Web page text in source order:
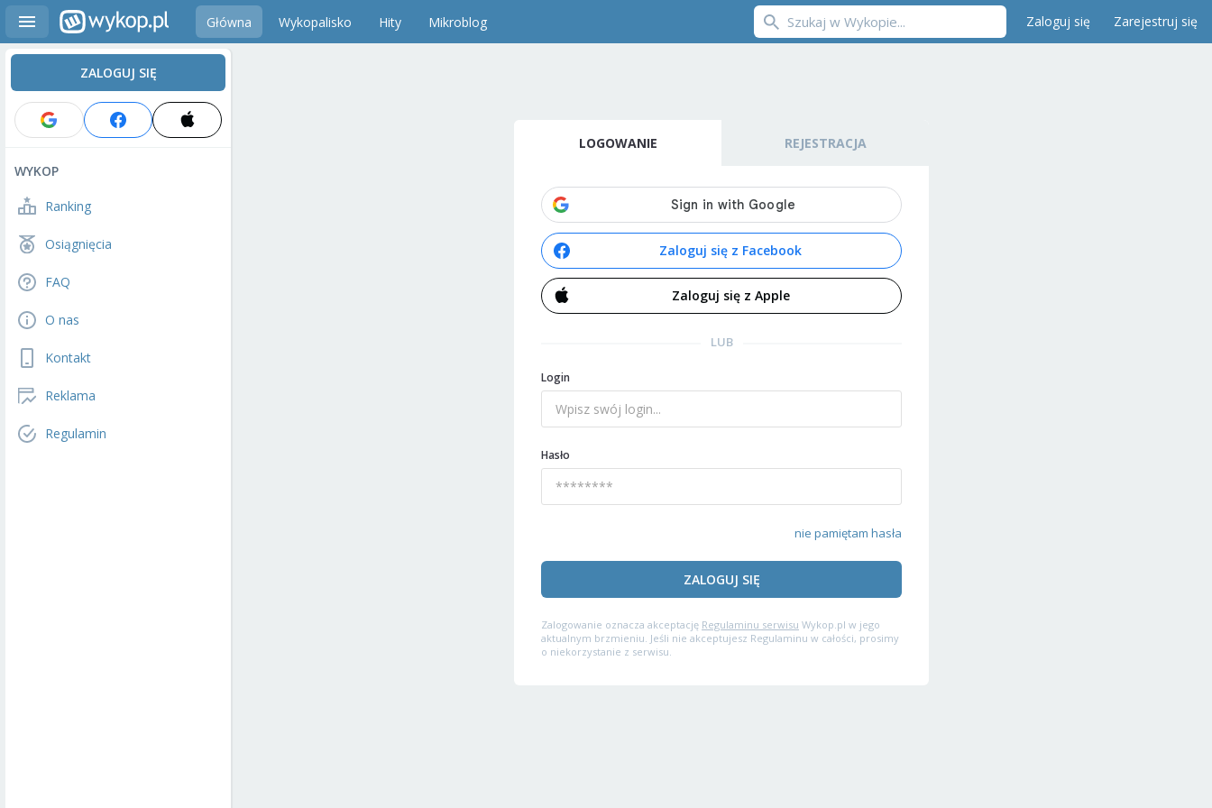
Główna Wykopalisko Hity Mikroblog Zaloguj się Zarejestruj się
ZALOGUJ SIĘ
WYKOP
Ranking
Osiągnięcia
FAQ
O nas
Kontakt
Reklama
Regulamin
LOGOWANIE REJESTRACJA
Zaloguj się z Facebook
Zaloguj się z Apple
LUB
Login
Hasło
nie pamiętam hasła
ZALOGUJ SIĘ
Zalogowanie oznacza akceptację Regulaminu serwisu Wykop.pl w jego
aktualnym brzmieniu. Jeśli nie akceptujesz Regulaminu w całości, prosimy
o niekorzystanie z serwisu.